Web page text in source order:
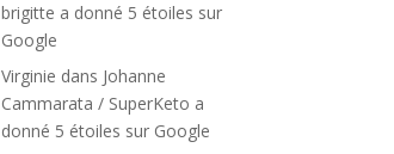
brigitte a donné 5 étoiles sur
Google
Virginie dans Johanne
Cammarata / SuperKeto a
donné 5 étoiles sur Google